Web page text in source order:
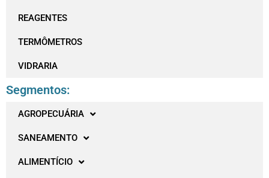
REAGENTES
TERMÔMETROS
VIDRARIA
Segmentos:
AGROPECUÁRIA
SANEAMENTO
ALIMENTÍCIO